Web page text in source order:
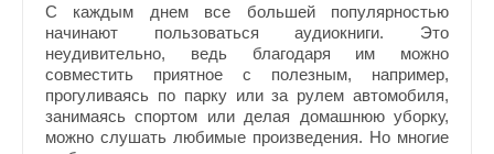
С каждым днем все большей популярностью
начинают пользоваться аудиокниги. Это
неудивительно, ведь благодаря им можно
совместить приятное с полезным, например,
прогуливаясь по парку или за рулем автомобиля,
занимаясь спортом или делая домашнюю уборку,
можно слушать любимые произведения. Но многие